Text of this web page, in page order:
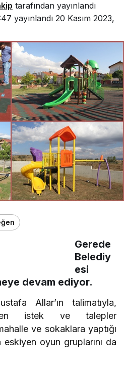
tarafından yayınlandı
yayınlandı 20 Kasım 2023,
Gerede
Belediy
esi
devam ediyor.
Allar’ın talimatıyla,
istek ve talepler
ve sokaklara yaptığı
eskiyen oyun gruplarını da